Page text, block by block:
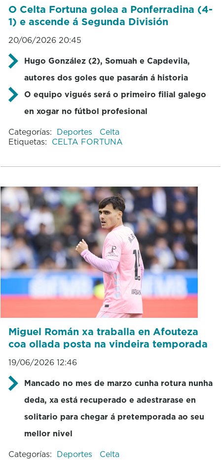
O Celta Fortuna golea a Ponferradina (4-
1) e ascende á Segunda División
20/06/2026 20:45
Hugo González (2), Somuah e Capdevila,
autores dos goles que pasarán á historia
O equipo vigués será o primeiro filial galego
en xogar no fútbol profesional
Categorías: Deportes
Celta
Etiquetas: CELTA FORTUNA
Miguel Román xa traballa en Afouteza
coa ollada posta na vindeira temporada
19/06/2026 12:46
Mancado no mes de marzo cunha rotura nunha
deda, xa está recuperado e adestrarase en
solitario para chegar á pretemporada ao seu
mellor nivel
Categorías: Deportes Celta